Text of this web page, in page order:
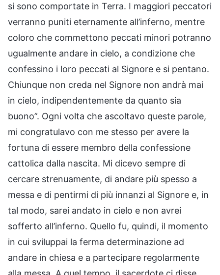
si sono comportate in Terra. I maggiori peccatori
verranno puniti eternamente all’inferno, mentre
coloro che commettono peccati minori potranno
ugualmente andare in cielo, a condizione che
confessino i loro peccati al Signore e si pentano.
Chiunque non creda nel Signore non andrà mai
in cielo, indipendentemente da quanto sia
buono”. Ogni volta che ascoltavo queste parole,
mi congratulavo con me stesso per avere la
fortuna di essere membro della confessione
cattolica dalla nascita. Mi dicevo sempre di
cercare strenuamente, di andare più spesso a
messa e di pentirmi di più innanzi al Signore e, in
tal modo, sarei andato in cielo e non avrei
sofferto all’inferno. Quello fu, quindi, il momento
in cui sviluppai la ferma determinazione ad
andare in chiesa e a partecipare regolarmente